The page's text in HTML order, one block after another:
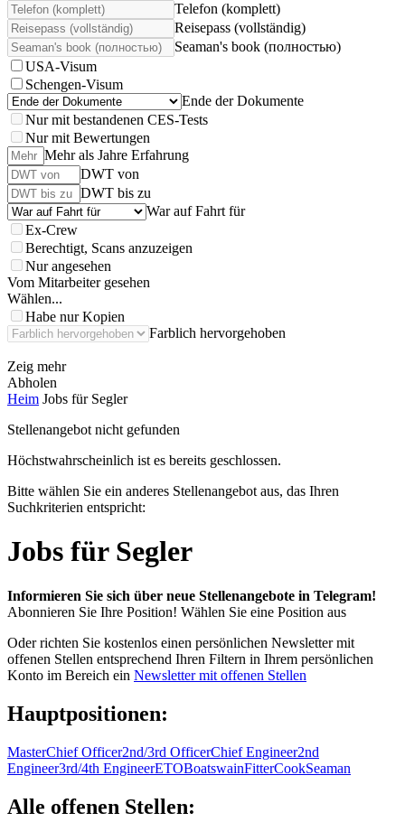
Telefon (komplett)
Reisepass (vollständig)
Seaman's book (полностью)
USA-Visum
Schengen-Visum
Ende der Dokumente
Nur mit bestandenen CES-Tests
Nur mit Bewertungen
Mehr als Jahre Erfahrung
DWT von
DWT bis zu
War auf Fahrt für
Ex-Crew
Berechtigt, Scans anzuzeigen
Nur angesehen
Vom Mitarbeiter gesehen
Wählen...
Habe nur Kopien
Farblich hervorgehoben
Zeig mehr
Abholen
Heim Jobs für Segler
Stellenangebot nicht gefunden
Höchstwahrscheinlich ist es bereits geschlossen.
Bitte wählen Sie ein anderes Stellenangebot aus, das Ihren
Suchkriterien entspricht:
Jobs für Segler
Informieren Sie sich über neue Stellenangebote in Telegram!
Abonnieren Sie Ihre Position! Wählen Sie eine Position aus
Oder richten Sie kostenlos einen persönlichen Newsletter mit
offenen Stellen entsprechend Ihren Filtern in Ihrem persönlichen
Konto im Bereich ein Newsletter mit offenen Stellen
Hauptpositionen:
MasterChief Officer2nd/3rd OfficerChief Engineer2nd
Engineer3rd/4th EngineerETOBoatswainFitterCookSeaman
Alle offenen Stellen: